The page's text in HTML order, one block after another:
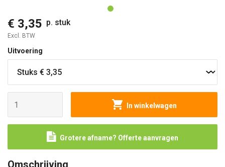
€ 3,35 p. stuk
Excl. BTW
Uitvoering
In winkelwagen
Grotere afname? Offerte aanvragen
Omschrijving